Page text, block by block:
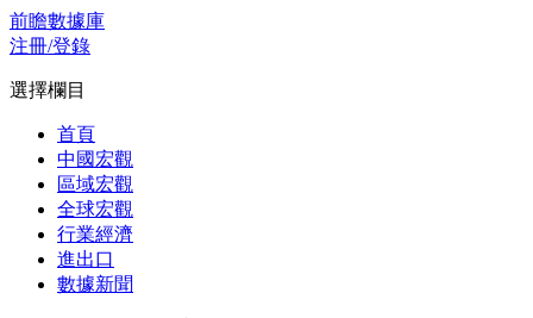
前瞻數據庫
注冊/登錄
選擇欄目
首頁
中國宏觀
區域宏觀
全球宏觀
行業經濟
進出口
數據新聞